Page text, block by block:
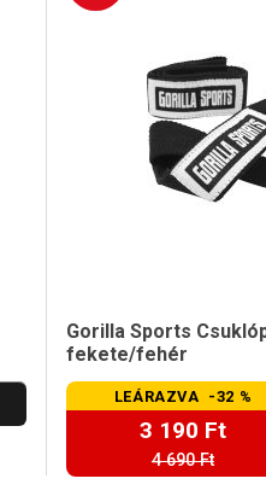
Gorilla Sports
fekete/fehér
LEÁRAZVA -32 %
3 190 Ft
4 690 Ft